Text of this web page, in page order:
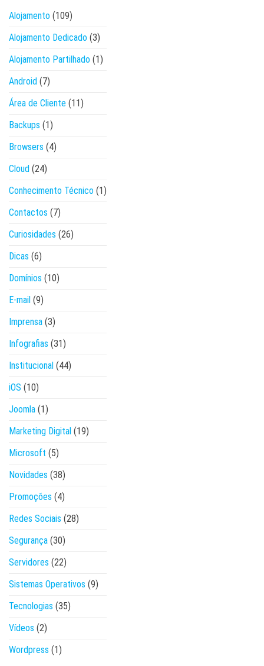
Alojamento (109)
Alojamento Dedicado (3)
Alojamento Partilhado (1)
Android (7)
Área de Cliente (11)
Backups (1)
Browsers (4)
Cloud (24)
Conhecimento Técnico (1)
Contactos (7)
Curiosidades (26)
Dicas (6)
Domínios (10)
E-mail (9)
Imprensa (3)
Infografias (31)
Institucional (44)
iOS (10)
Joomla (1)
Marketing Digital (19)
Microsoft (5)
Novidades (38)
Promoções (4)
Redes Sociais (28)
Segurança (30)
Servidores (22)
Sistemas Operativos (9)
Tecnologias (35)
Vídeos (2)
Wordpress (1)